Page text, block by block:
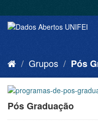
Grupos Pós
Pós Graduação